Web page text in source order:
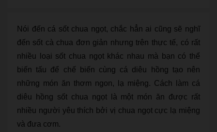
Nói đến cá sốt chua ngọt, chắc hẳn ai cũng sẽ nghĩ
đến sốt cà chua đơn giản nhưng trên thực tế, có rất
nhiều loại sốt chua ngọt khác nhau mà bạn có thể
biến tấu để chế biến cùng cá diêu hồng tạo nên
những món ăn thơm ngon, lạ miệng. Cách làm cá
diêu hồng sốt chua ngọt là một món ăn được rất
nhiều người yêu thích bởi vị chua ngọt cực lạ miệng
và đưa cơm.